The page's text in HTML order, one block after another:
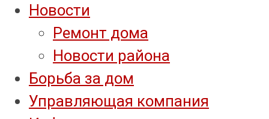
Новости
Ремонт дома
Новости района
Борьба за дом
Управляющая компания